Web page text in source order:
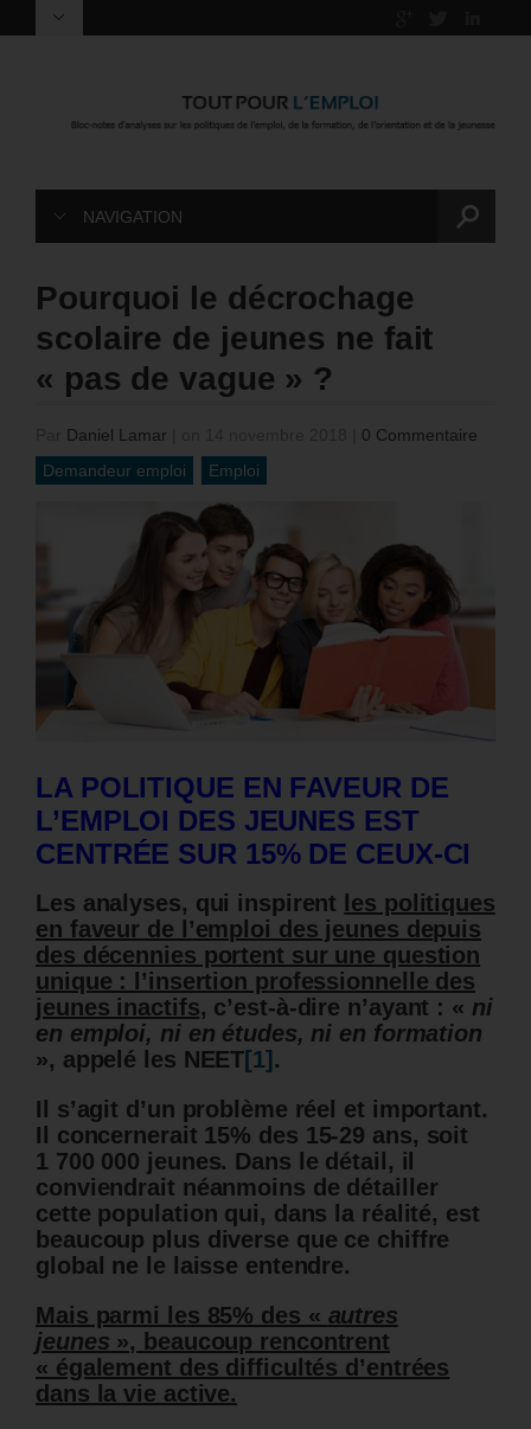
NAVIGATION
Pourquoi le décrochage
scolaire de jeunes ne fait
« pas de vague » ?
Daniel Lamar
0 Commentaire
Demandeur emploi
Emploi
LA POLITIQUE EN FAVEUR DE
L’EMPLOI DES JEUNES EST
CENTRÉE SUR 15% DE CEUX-CI
Les analyses, qui inspirent
les politiques
en faveur de l’emploi des jeunes depuis
des décennies portent sur une question
unique :
l’insertion professionnelle des
jeunes inactifs, c’est-à-dire n’ayant : « ni
en emploi, ni en études, ni en formation
», appelé les NEET[1] .
Il s’agit d’un problème réel et important.
Il concernerait 15% des 15-29 ans, soit
1 700 000 jeunes. Dans le détail, il
conviendrait néanmoins de détailler
cette population qui, dans la réalité, est
beaucoup plus diverse que ce chiffre
global ne le laisse entendre.
Mais parmi les 85% des « autres
jeunes », beaucoup rencontrent
« également des difficultés d’entrées
dans la vie active.